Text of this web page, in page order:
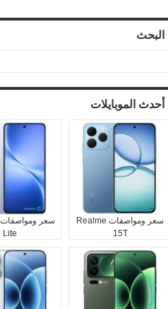
البحث
أحدث الموبايلات
سعر ومواصفات Realme
15T
Lite